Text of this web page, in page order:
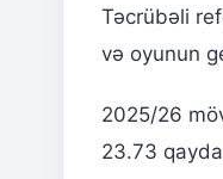
Təcrübəli
və oyunun
2025/26
23.73